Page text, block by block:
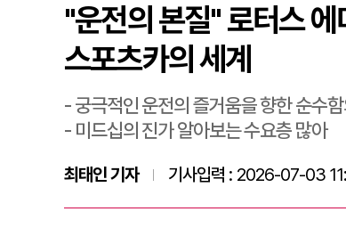
"운전의 본질" 로터스 에
스포츠카의 세계
- 궁극적인 운전의 즐거움을 향한 순수
- 미드십의 진가 알아보는 수요층 많아
최태인 기자 기사입력 : 2026-07-03